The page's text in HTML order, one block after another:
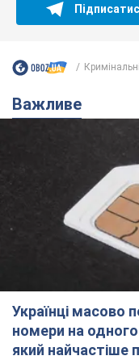
Важливе
Українці масово
номери на
який найчастіше